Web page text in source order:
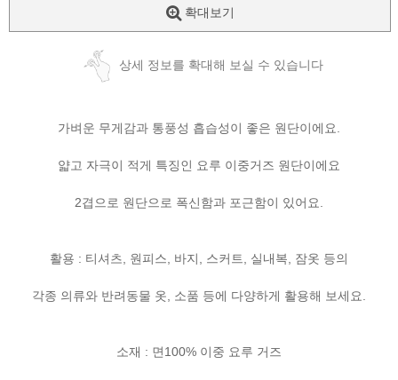
확대보기
상세 정보를 확대해 보실 수 있습니다
가벼운 무게감과 통풍성 흡습성이 좋은 원단이에요.
얇고 자극이 적게 특징인 요루 이중거즈 원단이에요
2겹으로 원단으로 폭신함과 포근함이 있어요.
활용 : 티셔츠, 원피스, 바지, 스커트, 실내복, 잠옷 등의
각종 의류와 반려동물 옷, 소품 등에 다양하게 활용해 보세요.
소재 : 면100% 이중 요루 거즈